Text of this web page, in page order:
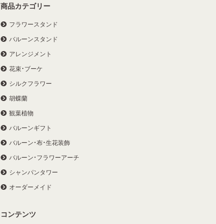
商品カテゴリー
フラワースタンド
バルーンスタンド
アレンジメント
花束・ブーケ
シルクフラワー
胡蝶蘭
観葉植物
バルーンギフト
バルーン・布・生花装飾
バルーン・フラワーアーチ
シャンパンタワー
オーダーメイド
コンテンツ